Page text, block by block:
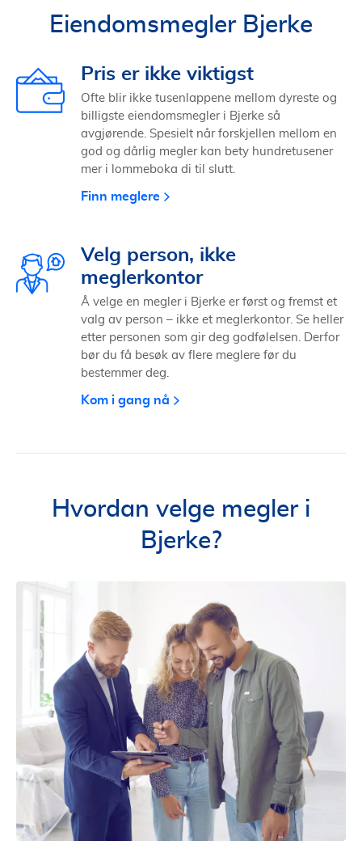
Eiendomsmegler Bjerke
Pris er ikke viktigst
Ofte blir ikke tusenlappene mellom dyreste og
billigste eiendomsmegler i Bjerke så
avgjørende. Spesielt når forskjellen mellom en
god og dårlig megler kan bety hundretusener
mer i lommeboka di til slutt.
Finn meglere
Velg person, ikke
meglerkontor
Å velge en megler i Bjerke er først og fremst et
valg av person – ikke et meglerkontor. Se heller
etter personen som gir deg godfølelsen. Derfor
bør du få besøk av flere meglere før du
bestemmer deg.
Kom i gang nå
Hvordan velge megler i
Bjerke?